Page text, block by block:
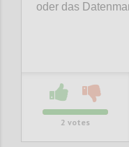
oder das
2 votes